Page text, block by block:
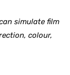
simulate film
colour,